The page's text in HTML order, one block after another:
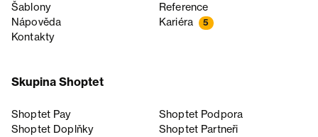
Šablony
Reference
Nápověda
Kariéra 5
Kontakty
Skupina Shoptet
Shoptet Pay
Shoptet Podpora
Shoptet Doplňky
Shoptet Partneři